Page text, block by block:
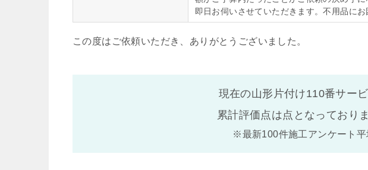
即日お伺いさせていただきます。不用品に
この度はご依頼いただき、ありがとうございました。
現在の山形片付け110番サー
累計評価点は点となっており
※最新100件施工アンケート平